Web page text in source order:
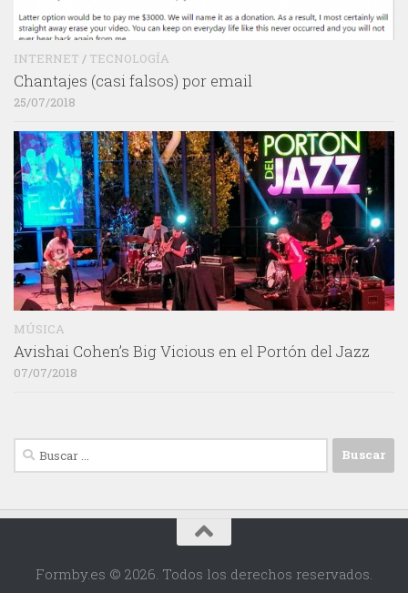
INTERNET / TECNOLOGÍA
Chantajes (casi falsos) por email
25/07/2018
MÚSICA
Avishai Cohen’s Big Vicious en el Portón del Jazz
07/07/2018
Buscar:
Formby.es © 2026. Todos los derechos reservados.